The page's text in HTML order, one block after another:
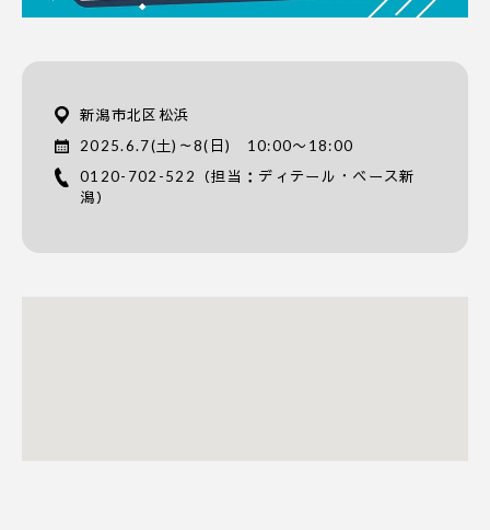
新潟市北区松浜
2025.6.7(土)～8(日) 10:00〜18:00
0120-702-522
（担当：ディテール・ベース新
潟）